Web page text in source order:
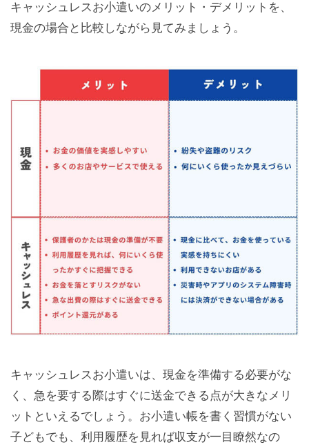
キャッシュレスお小遣いのメリット・デメリットを、
現金の場合と比較しながら見てみましょう。
キャッシュレスお小遣いは、現金を準備する必要がな
く、急を要する際はすぐに送金できる点が大きなメリ
ットといえるでしょう。お小遣い帳を書く習慣がない
子どもでも、利用履歴を見れば収支が一目瞭然なの